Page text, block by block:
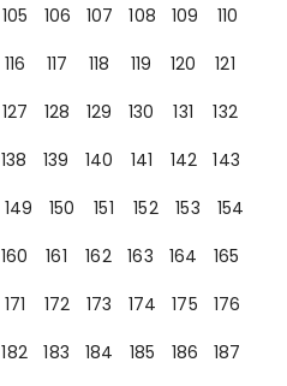
105 106 107 108 109
110
116 117 118 119 120
121
127 128 129 130 131
132
138 139 140 141 142
143
149 150 151 152 153
154
160 161 162 163 164
165
171 172 173 174 175
176
182 183 184 185 186
187